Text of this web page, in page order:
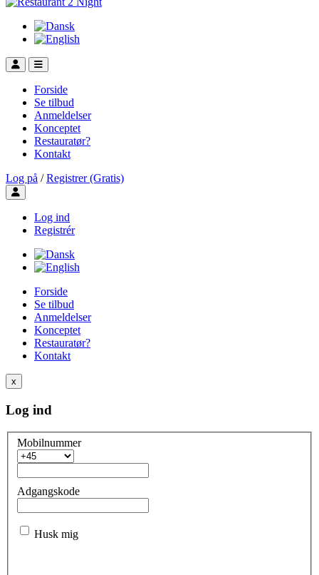
Forside
Se tilbud
Anmeldelser
Konceptet
Restauratør?
Kontakt
Log på / Registrer (Gratis)
Toggle user menu
Log ind
Registrér
Forside
Se tilbud
Anmeldelser
Konceptet
Restauratør?
Kontakt
x
Log ind
Mobilnummer
Adgangskode
Husk mig